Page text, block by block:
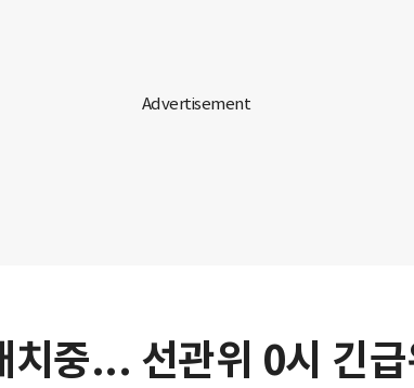
중... 선관위 0시 긴